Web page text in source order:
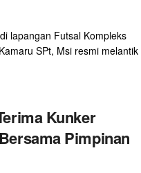
lapangan Futsal Kompleks
SPt, Msi resmi melantik
Kunker
Pimpinan